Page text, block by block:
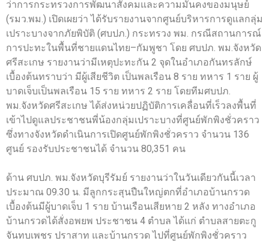
ว่าการกระทรวงการพัฒนาสังคมและความมั่นคงของมนุษย์
(รมว.พม.) เปิดเผยว่า ได้รับรายงานจากศูนย์บริหารการดูแลกลุ่ม
เปราะบางจากภัยพิบัติ (ศบปภ.) กระทรวง พม. กรณีสถานการณ์
การปะทะในพื้นที่ชายแดนไทย–กัมพูชา โดย ศบปภ. พม.จังหวัด
ศรีสะเกษ รายงานว่ามีเหตุปะทะกัน 2 จุดในอำเภอกันทรลักษ์
เบื้องต้นทราบว่า มีผู้เสียชีวิต เป็นพลเรือน 8 ราย ทหาร 1 ราย ผู้
บาดเจ็บเป็นพลเรือน 15 ราย ทหาร 2 ราย โดยทีมศบปภ.
พม.จังหวัดศรีสะเกษ ได้ส่งหน่วยปฏิบัติการเคลื่อนที่เร็วลงพื้นที่
เข้าไปดูแลประชาชนพี่น้องกลุ่มเปราะบางที่ศูนย์พักพิงชั่วคราว
ซึ่งทางจังหวัดดำเนินการเปิดศูนย์พักพิงชั่วคราว จำนวน 136
ศูนย์ รองรับประชาชนได้ จำนวน 80,351 คน
ด้าน ศบปภ. พม.จังหวัดบุรีรัมย์ รายงานว่าในวันเดียวกันนี้เวลา
ประมาณ 09.30 น. มีลูกกระสุนปืนใหญ่ตกที่อำเภอบ้านกรวด
เบื้องต้นมีผู้บาดเจ็บ 1 ราย บ้านเรือนเสียหาย 2 หลัง ทางอำเภอ
บ้านกรวดได้สั่งอพยพ ประชาชน 4 ตำบล ได้แก่ ตำบลสายตะกู
จันทบเพชร ปราสาท และบ้านกรวด ไปที่ศูนย์พักพิงชั่วคราว